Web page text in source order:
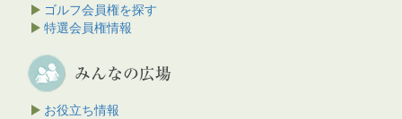
ゴルフ会員権を探す
特選会員権情報
お役立ち情報